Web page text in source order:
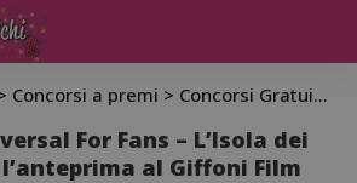
Concorsi a premi > Concorsi Gratuiti >
For Fans – L’Isola dei
al Giffoni Film